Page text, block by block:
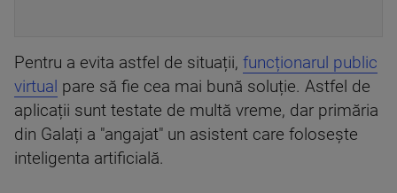
Pentru a evita astfel de situații, funcționarul public
virtual pare să fie cea mai bună soluție. Astfel de
aplicații sunt testate de multă vreme, dar primăria
din Galați a "angajat" un asistent care foloseşte
inteligenta artificială.